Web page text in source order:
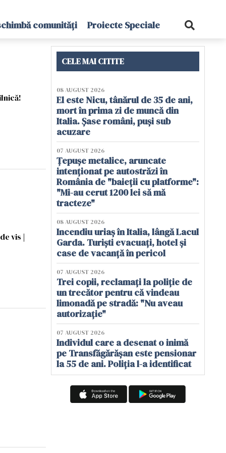
comunități Proiecte Speciale
vis |
CELE MAI CITITE
08 AUGUST 2026
El este Nicu, tânărul de 35 de ani,
mort în prima zi de muncă din
Italia. Șase români, puși sub
acuzare
07 AUGUST 2026
Țepușe metalice, aruncate
intenționat pe autostrăzi în
România de "baieții cu platforme":
"Mi-au cerut 1200 lei să mă
tracteze"
08 AUGUST 2026
Incendiu uriaș în Italia, lângă Lacul
Garda. Turiști evacuați, hotel și
case de vacanță în pericol
07 AUGUST 2026
Trei copii, reclamați la poliție de
un trecător pentru că vindeau
limonadă pe stradă: "Nu aveau
autorizație"
07 AUGUST 2026
Individul care a desenat o inimă
pe Transfăgărășan este pensionar
la 55 de ani. Poliția l-a identificat